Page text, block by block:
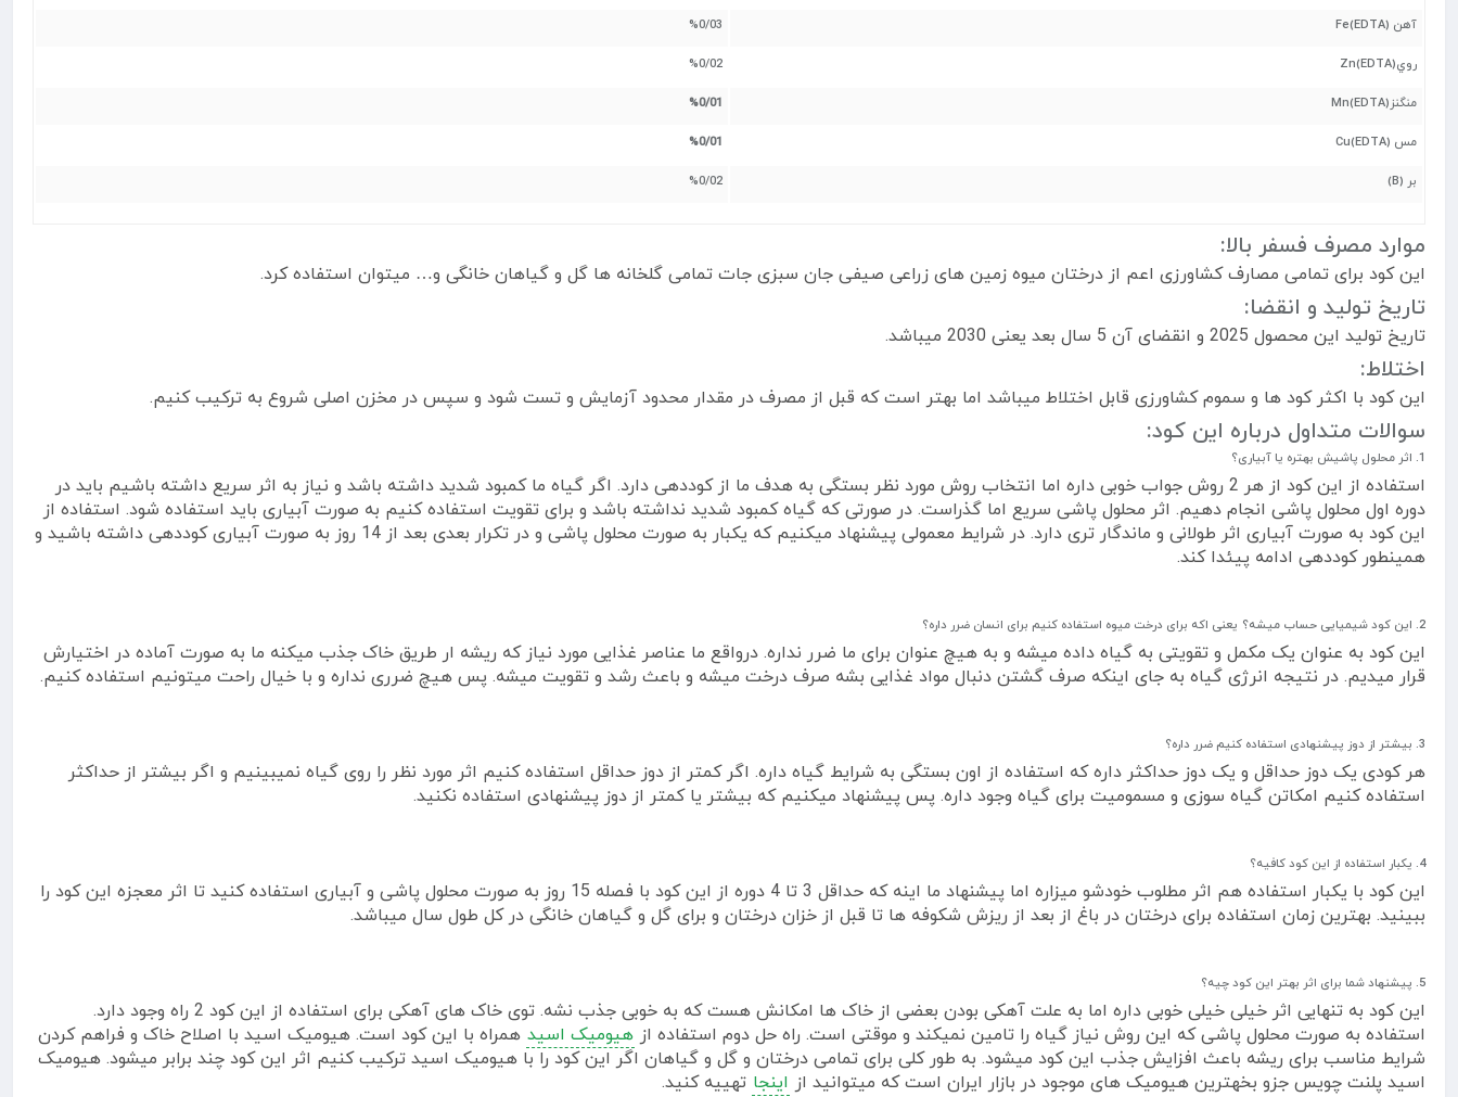
آهن (Fe(EDTA
%0/03
روي(Zn(EDTA
%0/02
منگنز(Mn(EDTA
%0/01
مس (Cu(EDTA
%0/01
بر (B)
%0/02
موارد مصرف فسفر بالا:
این کود برای تمامی مصارف کشاورزی اعم از درختان میوه زمین های زراعی صیفی جان سبزی جات تمامی گلخانه ها گل و گیاهان خانگی و… میتوان استفاده کرد.
تاریخ تولید و انقضا:
تاریخ تولید این محصول 2025 و انقضای آن 5 سال بعد یعنی 2030 میباشد.
اختلاط:
این کود با اکثر کود ها و سموم کشاورزی قابل اختلاط میباشد اما بهتر است که قبل از مصرف در مقدار محدود آزمایش و تست شود و سپس در مخزن اصلی شروع به ترکیب کنیم.
سوالات متداول درباره این کود:
1. اثر محلول پاشیش بهتره یا آبیاری؟
استفاده از این کود از هر 2 روش جواب خوبی داره اما انتخاب روش مورد نظر بستگی به هدف ما از کوددهی دارد. اگر گیاه ما کمبود شدید داشته باشد و نیاز به اثر سریع داشته باشیم باید در
دوره اول محلول پاشی انجام دهیم. اثر محلول پاشی سریع اما گذراست. در صورتی که گیاه کمبود شدید نداشته باشد و برای تقویت استفاده کنیم به صورت آبیاری باید استفاده شود. استفاده از
این کود به صورت آبیاری اثر طولانی و ماندگار تری دارد. در شرایط معمولی پیشنهاد میکنیم که یکبار به صورت محلول پاشی و در تکرار بعدی بعد از 14 روز به صورت آبیاری کوددهی داشته باشید و
همینطور کوددهی ادامه پیئدا کند.
2. این کود شیمیایی حساب میشه؟ یعنی اکه برای درخت میوه استفاده کنیم برای انسان ضرر داره؟
این کود به عنوان یک مکمل و تقویتی به گیاه داده میشه و به هیچ عنوان برای ما ضرر نداره. درواقع ما عناصر غذایی مورد نیاز که ریشه ار طریق خاک جذب میکنه ما به صورت آماده در اختیارش
قرار میدیم. در نتیجه انرژی گیاه به جای اینکه صرف گشتن دنبال مواد غذایی بشه صرف درخت میشه و باعث رشد و تقویت میشه. پس هیچ ضرری نداره و با خیال راحت میتونیم استفاده کنیم.
3. بیشتر از دوز پیشنهادی استفاده کنیم ضرر داره؟
هر کودی یک دوز حداقل و یک دوز حداکثر داره که استفاده از اون بستگی به شرایط گیاه داره. اگر کمتر از دوز حداقل استفاده کنیم اثر مورد نظر را روی گیاه نمیبینیم و اگر بیشتر از حداکثر
استفاده کنیم امکاتن گیاه سوزی و مسمومیت برای گیاه وجود داره. پس پیشنهاد میکنیم که بیشتر یا کمتر از دوز پیشنهادی استفاده نکنید.
4. یکبار استفاده از این کود کافیه؟
این کود با یکبار استفاده هم اثر مطلوب خودشو میزاره اما پیشنهاد ما اینه که حداقل 3 تا 4 دوره از این کود با فصله 15 روز به صورت محلول پاشی و آبیاری استفاده کنید تا اثر معجزه این کود را
ببینید. بهترین زمان استفاده برای درختان در باغ از بعد از ریزش شکوفه ها تا قبل از خزان درختان و برای گل و گیاهان خانگی در کل طول سال میباشد.
5. پیشنهاد شما برای اثر بهتر این کود چیه؟
این کود به تنهایی اثر خیلی خیلی خوبی داره اما به علت آهکی بودن بعضی از خاک ها امکانش هست که به خوبی جذب نشه. توی خاک های آهکی برای استفاده از این کود 2 راه وجود دارد.
استفاده به صورت محلول پاشی که این روش نیاز گیاه را تامین نمیکند و موقتی است. راه حل دوم استفاده از هیومیک اسید همراه با این کود است. هیومیک اسید با اصلاح خاک و فراهم کردن
شرایط مناسب برای ریشه باعث افزایش جذب این کود میشود. به طور کلی برای تمامی درختان و گل و گیاهان اگر این کود را با هیومیک اسید ترکیب کنیم اثر این کود چند برابر میشود. هیومیک
اسید پلنت چویس جزو بخهترین هیومیک های موجود در بازار ایران است که میتوانید از اینجا تهییه کنید.